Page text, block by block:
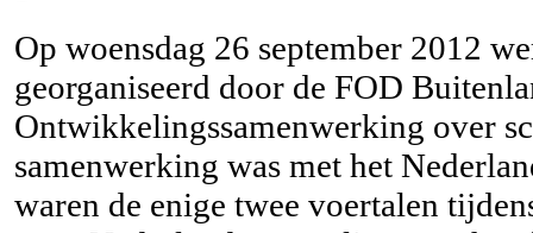
Op woensdag 26 september 2012
georganiseerd door de FOD
Ontwikkelingssamenwerking over
samenwerking was met het
waren de enige twee voertalen